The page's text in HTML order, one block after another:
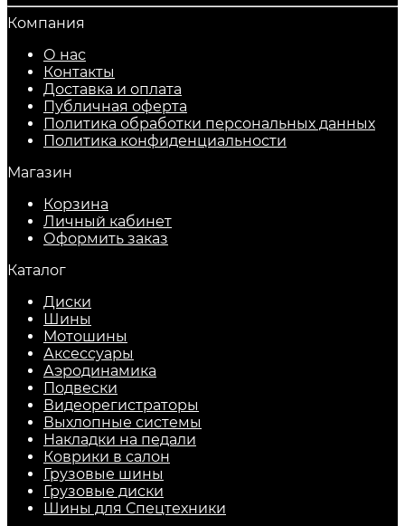
Компания
О нас
Контакты
Доставка и оплата
Публичная оферта
Политика обработки персональных данных
​Политика конфиденциальности
Магазин
Корзина
Личный кабинет
Оформить заказ
Каталог
Диски
Шины
Мотошины
Аксессуары
Аэродинамика
Подвески
Видеорегистраторы
Выхлопные системы
Накладки на педали
Коврики в салон
Грузовые шины
Грузовые диски
Шины для Спецтехники